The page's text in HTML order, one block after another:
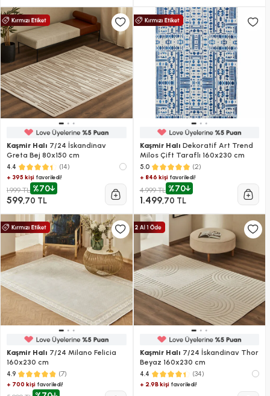
Kaşmir Halı 7/24 İskandinav
Greta Bej 80x150 cm
4.4 (14)
+ 395 kişi favoriledi!
1.999 TL %70
599,70 TL
Kaşmir Halı Dekoratif Art Trend
Milos Çift Taraflı 160x230 cm
5.0 (2)
+ 846 kişifavoriledi!
4.999 TL %70
1.499,70 TL
Kaşmir Halı 7/24 Milano Felicia
160x230 cm
4.9 (7)
+ 700 kişi favoriledi!
Kaşmir Halı 7/24 İskandinav Thor
Beyaz 160x230 cm
4.4 (34)
+ 2.9B kişifavoriledi!